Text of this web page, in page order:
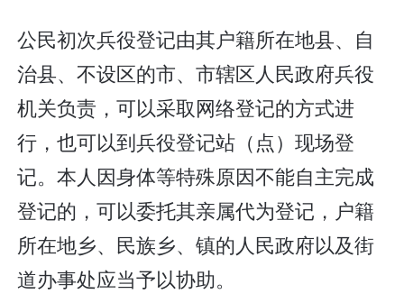
公民初次兵役登记由其户籍所在地县、自
治县、不设区的市、市辖区人民政府兵役
机关负责，可以采取网络登记的方式进
行，也可以到兵役登记站（点）现场登
记。本人因身体等特殊原因不能自主完成
登记的，可以委托其亲属代为登记，户籍
所在地乡、民族乡、镇的人民政府以及街
道办事处应当予以协助。